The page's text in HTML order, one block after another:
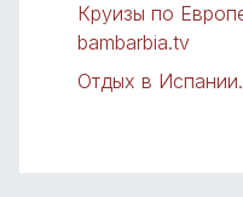
Круизы по
bambarbia.tv
Отдых в